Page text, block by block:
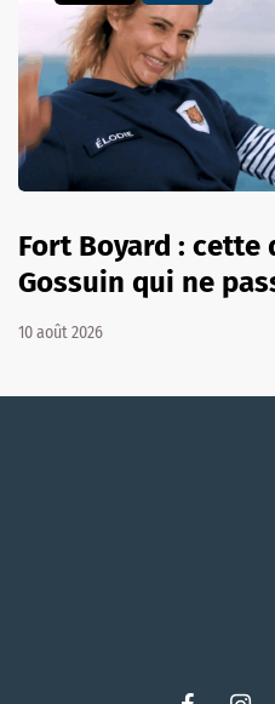
Fort Boyard :
Gossuin qui ne
10 août 2026